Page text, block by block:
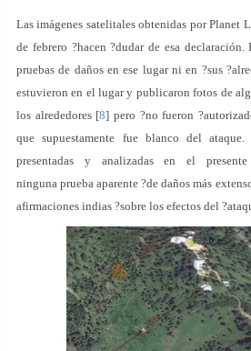
Las imágenes satelitales obtenidas por Planet
de febrero ?hacen ?dudar de esa declaración.
pruebas de daños en ese lugar ni en ?sus
estuvieron en el lugar y publicaron fotos de
los alrededores [8] pero ?no fueron
que supuestamente fue blanco del ataque.
presentadas y analizadas en el
ninguna prueba aparente ?de daños más
afirmaciones indias ?sobre los efectos del